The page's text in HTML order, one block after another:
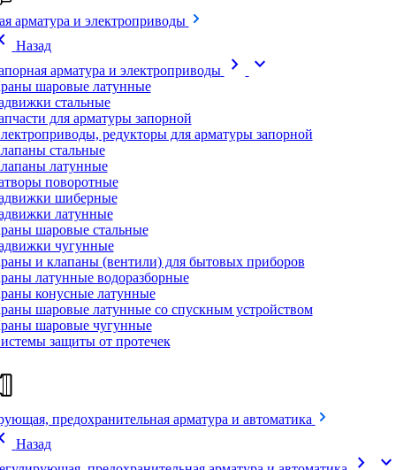
арматура и электроприводы
Назад
арматура и электроприводы
chevron_right expand_more
шаровые латунные
стальные
для арматуры запорной
редукторы для арматуры запорной
стальные
латунные
поворотные
шиберные
латунные
шаровые стальные
чугунные
и клапаны (вентили) для бытовых приборов
латунные водоразборные
конусные латунные
шаровые латунные со спускным устройством
шаровые чугунные
защиты от протечек
предохранительная арматура и автоматика
Назад
chevron_right expand_more